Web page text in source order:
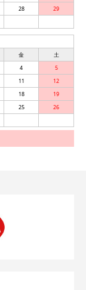
28
29
金
土
4
5
11
12
18
19
25
26